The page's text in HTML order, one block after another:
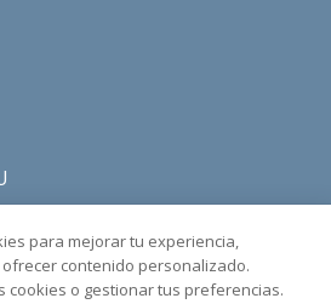
para mejorar tu experiencia,
contenido personalizado.
cookies o gestionar tus preferencias.